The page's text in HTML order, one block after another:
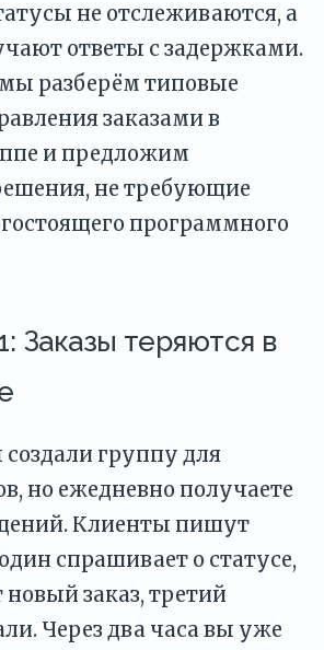
не отслеживаются, а
ответы с задержками.
мы разберём типовые
заказами в
и предложим
не требующие
программного
Заказы теряются в
группу для
но ежедневно получаете
Клиенты пишут
спрашивает о статусе,
новый заказ, третий
Через два часа вы уже